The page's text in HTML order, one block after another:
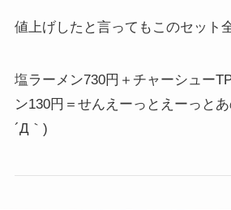
値上げしたと言ってもこのセット
塩ラーメン730円＋チャーシュー
ン130円＝せんえーっとえーっと
´Д｀)